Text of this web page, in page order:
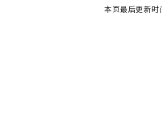
本页最后更新